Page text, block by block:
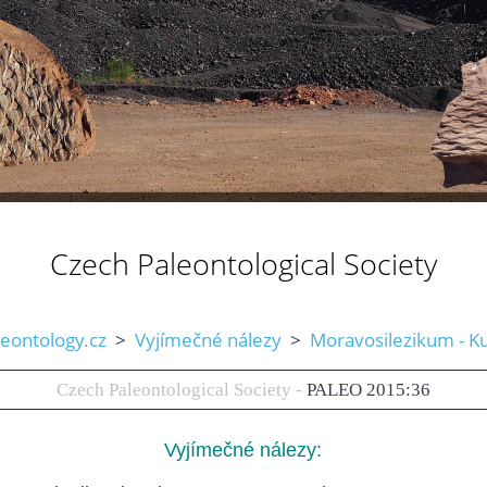
Czech Paleontological Society
> Vyjímečné nálezy> Moravosilezikum -
Czech Paleontological Society - PALEO 2015:36
Vyjímečné nálezy: